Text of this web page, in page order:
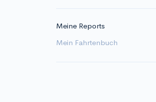
Meine Reports
Mein Fahrtenbuch